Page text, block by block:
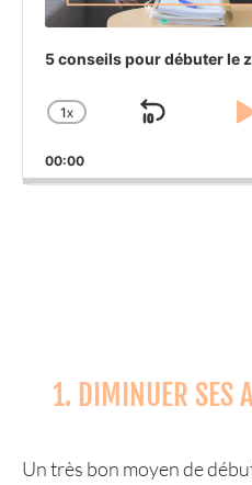
5 conseils pour débuter le
CHANGE
RATE
1X
SKIP
00:00
1. DIMINUER SES
Un très bon moyen de